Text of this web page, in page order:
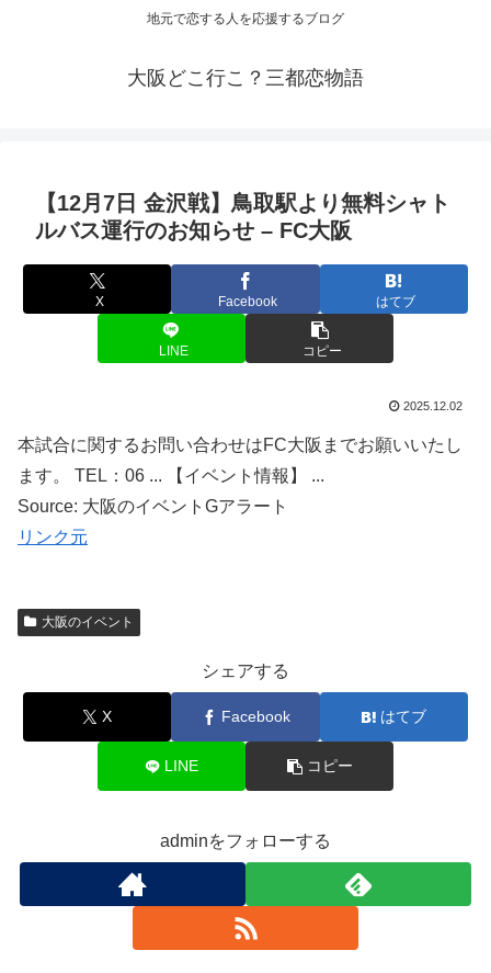
地元で恋する人を応援するブログ
大阪どこ行こ？三都恋物語
【12月7日 金沢戦】鳥取駅より無料シャト
ルバス運行のお知らせ – FC大阪
X Facebook はてブ
LINE コピー
2025.12.02
本試合に関するお問い合わせはFC大阪までお願いいたし
ます。 TEL：06 ... 【イベント情報】 ...
Source: 大阪のイベントGアラート
リンク元
大阪のイベント
シェアする
X Facebook はてブ
LINE コピー
adminをフォローする